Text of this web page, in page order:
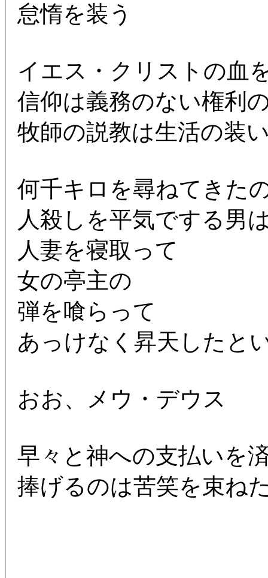
怠惰を装う
イエス・クリストの血
信仰は義務のない権利
牧師の説教は生活の装
何千キロを尋ねてきた
人殺しを平気でする男
人妻を寝取って
女の亭主の
弾を喰らって
あっけなく昇天したと
おお、メウ・デウス
早々と神への支払いを
捧げるのは苦笑を束ね